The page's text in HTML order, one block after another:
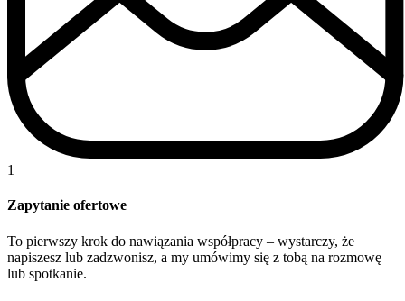
1
Zapytanie ofertowe
To pierwszy krok do nawiązania współpracy – wystarczy, że
napiszesz lub zadzwonisz, a my umówimy się z tobą na rozmowę
lub spotkanie.